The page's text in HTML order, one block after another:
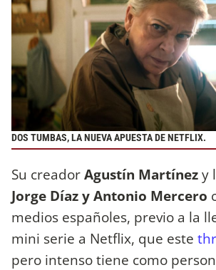
DOS TUMBAS, LA NUEVA APUESTA DE NETFLIX.
Su creadorAgustín Martínezy
Jorge Díaz y Antonio Mercero
medios españoles, previo a la
mini serie a Netflix, que este
pero intenso tiene como